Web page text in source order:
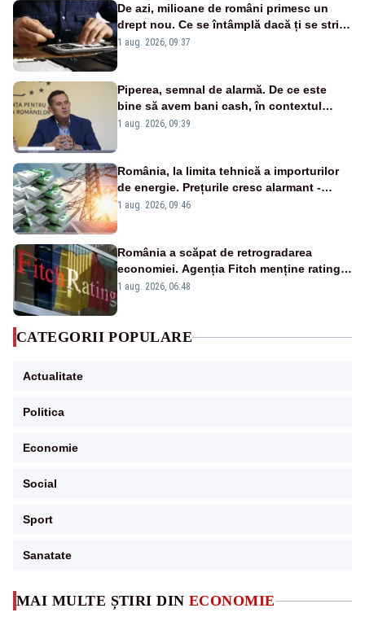
MAI MULTE ȘTIRI DIN ECONOMIE
De azi, milioane de români primesc un
drept nou. Ce se întâmplă dacă ți se strică
un produs
1 aug. 2026, 09:37
Piperea, semnal de alarmă. De ce este
bine să avem bani cash, în contextul
alertei energetice?
1 aug. 2026, 09:39
România, la limita tehnică a importurilor
de energie. Prețurile cresc alarmant -
Analiză Realitatea Plus
1 aug. 2026, 09:46
România a scăpat de retrogradarea
economiei. Agenția Fitch menține ratingul
„BBB-” cu perspectivă negativă
1 aug. 2026, 06:48
CATEGORII POPULARE
Actualitate
Politica
Economie
Social
Sport
Sanatate